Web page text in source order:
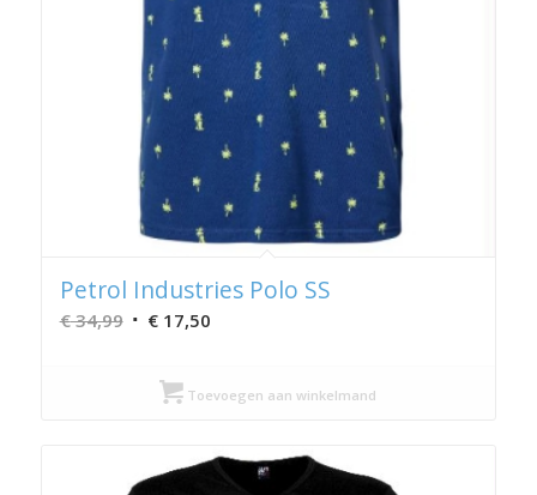
Petrol Industries Polo SS
€34,99 Oorspronkelijke
was:
€ 34,99.
€17,50Huidige
€ 17,50.
Toevoegen aan winkelmand